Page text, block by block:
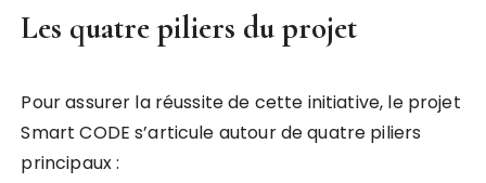
Les quatre piliers du projet
Pour assurer la réussite de cette initiative, le projet
Smart CODE s’articule autour de quatre piliers
principaux :